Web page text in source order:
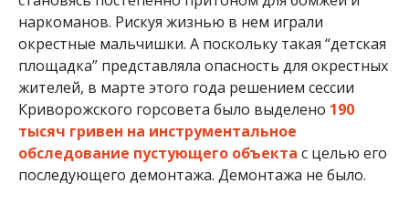
наркоманов. Рискуя жизнью в нем играли
окрестные мальчишки. А поскольку такая “детская
площадка” представляла опасность для окрестных
жителей, в марте этого года решением сессии
Криворожского горсовета было выделено 190
тысяч гривен на инструментальное
обследование пустующего объекта с целью его
последующего демонтажа. Демонтажа не было.